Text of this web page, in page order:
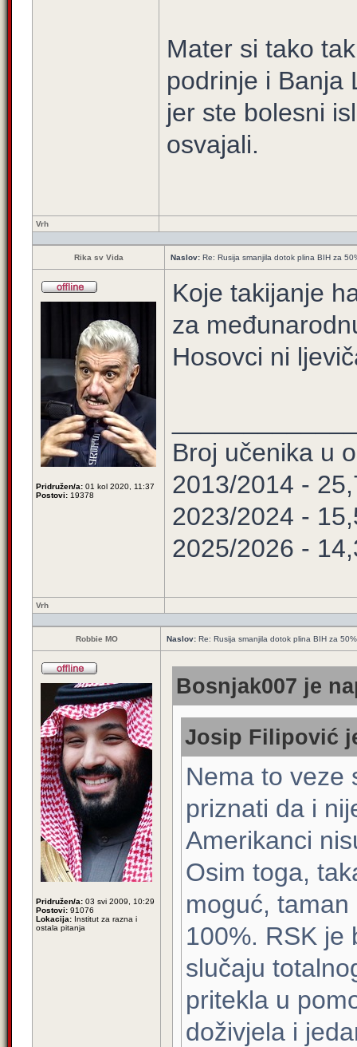
Mater si tako
podrinje i Banja
jer ste bolesni
osvajali.
Vrh
Rika sv Vida Naslov: Re: Rusija smanjila dotok plina BIH za
Pridružen/a: 01 kol 2020, 11:37
Postovi: 19378
Koje takijanje
za
Hosovci ni
Broj učenika u
2013/2014 -
2023/2024 -
2025/2026 -
Vrh
Robbie MO Naslov: Re: Rusija smanjila dotok plina BIH za 50%
Pridružen/a: 03 svi 2009, 10:29
Postovi: 91076
Lokacija: Institut za razna i
ostala pitanja
Bosnjak007 je
Josip Filipović
Nema to veze
priznati da i
Amerikanci
Osim toga,
moguć,
100%. RSK je
slučaju
pritekla u
doživjela i